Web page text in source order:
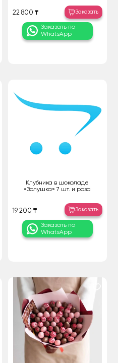
22 800 ₸ Заказать
Заказать по
WhatsApp
Клубника в шоколаде
«Золушка» 7 шт. и роза
19 200 ₸ Заказать
Заказать по
WhatsApp